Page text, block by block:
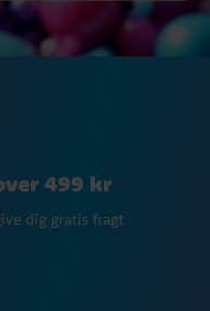
499 kr
dig gratis fragt